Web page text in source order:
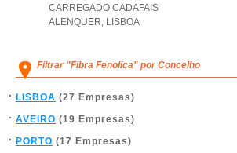
CARREGADO CADAFAIS
ALENQUER, LISBOA
Filtrar "Fibra Fenolica" por Concelho
LISBOA (27 Empresas)
AVEIRO (19 Empresas)
PORTO (17 Empresas)